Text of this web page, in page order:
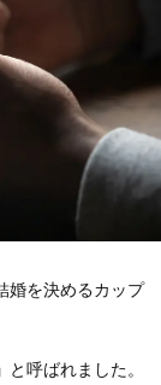
婚を決めるカップ
と呼ばれました。